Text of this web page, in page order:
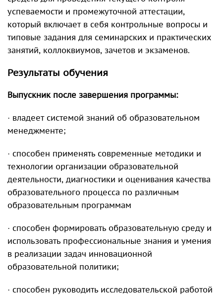
успеваемости и промежуточной аттестации,
который включает в себя контрольные вопросы и
типовые задания для семинарских и практических
занятий, коллоквиумов, зачетов и экзаменов.
Результаты обучения
Выпускник после завершения программы:
· владеет системой знаний об образовательном
менеджменте;
· способен применять современные методики и
технологии организации образовательной
деятельности, диагностики и оценивания качества
образовательного процесса по различным
образовательным программам
· способен формировать образовательную среду и
использовать профессиональные знания и умения
в реализации задач инновационной
образовательной политики;
· способен руководить исследовательской работой